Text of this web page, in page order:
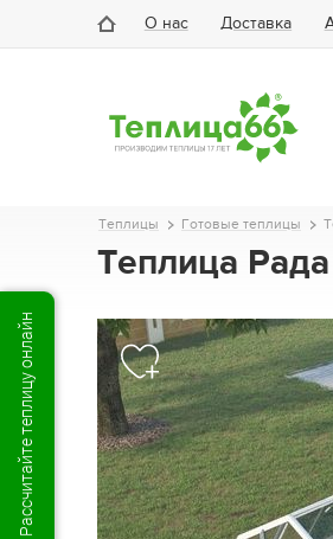
О нас Доставка
Теплицы Готовые теплицы
Теплица
Рассчитайте теплицу онлайн